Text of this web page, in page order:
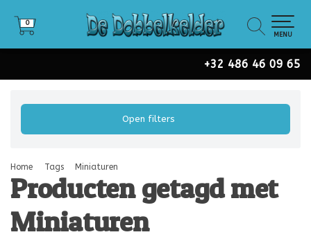
+32 486 46 09 65
0
0
MENU
Open filters
Home Tags Miniaturen
Producten getagd met
Miniaturen